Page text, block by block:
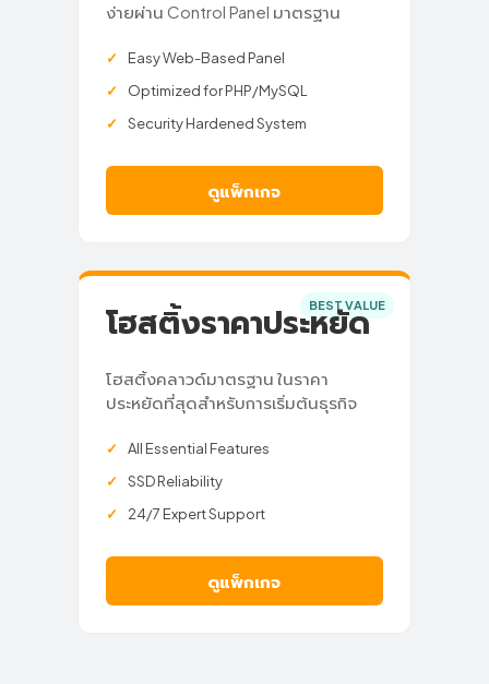
ง่ายผ่าน Control Panel มาตรฐาน
Easy Web-Based Panel
Optimized for PHP/MySQL
Security Hardened System
ดูแพ็กเกจ
BEST VALUE
โฮสติ้งราคาประหยัด
โฮสติ้งคลาวด์มาตรฐาน ในราคา
ประหยัดที่สุดสำหรับการเริ่มต้นธุรกิจ
All Essential Features
SSD Reliability
24/7 Expert Support
ดูแพ็กเกจ